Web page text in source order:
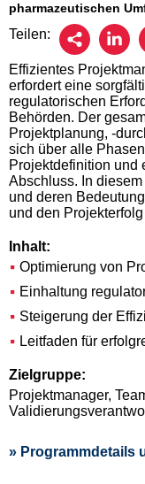
pharmazeutischen
Teilen:
Effizientes
erfordert eine
regulatorischen
Behörden. Der
Projektplanung, -
sich über alle
Projektdefinition und
Abschluss. In
und deren
und den
Inhalt:
Optimierung von
Einhaltung
Steigerung der
Leitfaden für
Zielgruppe:
Projektmanager,
» Programmdetails